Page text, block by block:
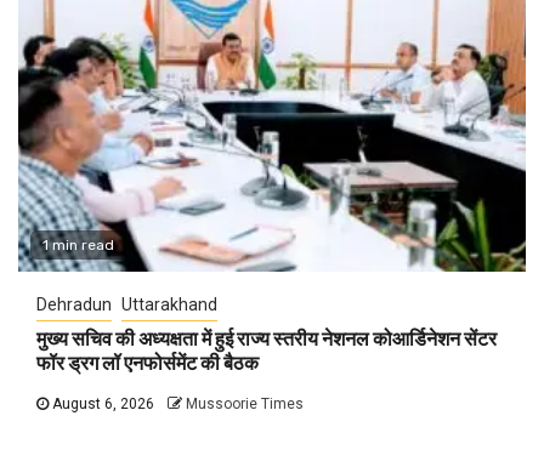
1 min read
Dehradun Uttarakhand
मुख्य सचिव की अध्यक्षता में हुई राज्य स्तरीय नेशनल कोआर्डिनेशन सेंटर
फॉर ड्रग लॉ एनफोर्समेंट की बैठक
August 6, 2026 Mussoorie Times